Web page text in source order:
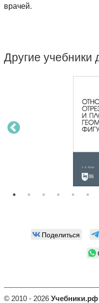
врачей.
Другие учебники
Поделиться
© 2010 - 2026 Учебники.рф